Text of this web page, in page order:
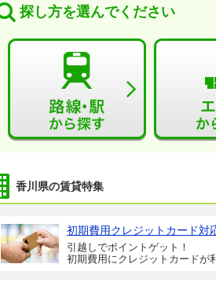
探し方を選んでください
香川県の賃貸特集
初期費用クレジットカード対
引越しでポイントゲット！
初期費用にクレジットカードが